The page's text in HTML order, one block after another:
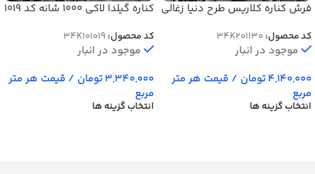
فرش کناره کلاریس طرح دنیا زغالی
کد محصول:34K201130
موجود در انبار
4,140,000تومان / قیمت هر متر
مربع
انتخاب گزینه ها
کناره گیلدا لاکی 1000 شانه کد 1019
کد محصول: 34K101019
موجود در انبار
3,340,000تومان / قیمت هر متر
مربع
انتخاب گزینه ها